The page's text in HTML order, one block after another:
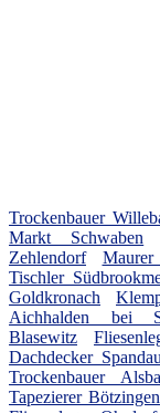
Trockenbauer
Markt Schwaben
Zehlendorf
Tischler
Goldkronach
Aichhalden bei
Blasewitz
Dachdecker Spandau
Trockenbauer
Tapezierer Bötzingen